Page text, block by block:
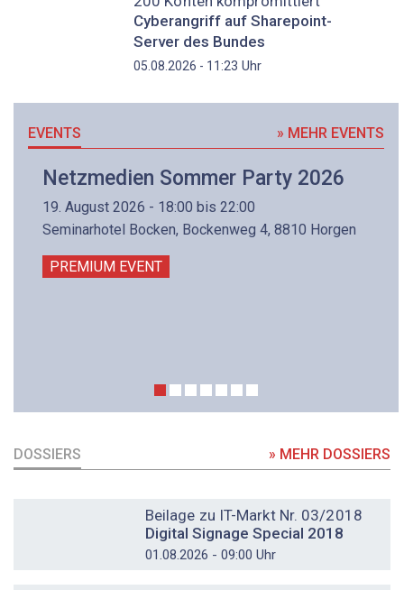
Cyberangriff auf Sharepoint-
Server des Bundes
05.08.2026 - 11:23 Uhr
EVENTS » MEHR EVENTS
Netzmedien Sommer Party 2026
19. August 2026 - 18:00 bis 22:00
Seminarhotel Bocken, Bockenweg 4, 8810 Horgen
PREMIUM EVENT
DOSSIERS » MEHR DOSSIERS
Beilage zu IT-Markt Nr. 03/2018
Digital Signage Special 2018
01.08.2026 - 09:00 Uhr